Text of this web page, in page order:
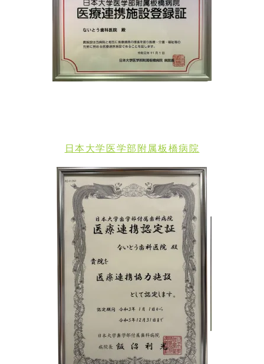
日本大学医学部附属板橋病院